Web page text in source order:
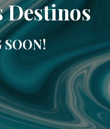
Destinos